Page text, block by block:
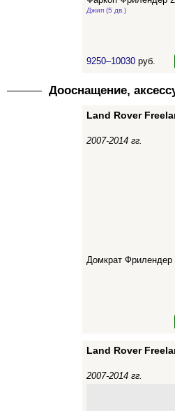
Джип (5 дв.)
9250–10030 руб.
Дооснащение,
Land Rover
2007-2014 гг.
Домкрат Фрилендер
Land Rover
2007-2014 гг.